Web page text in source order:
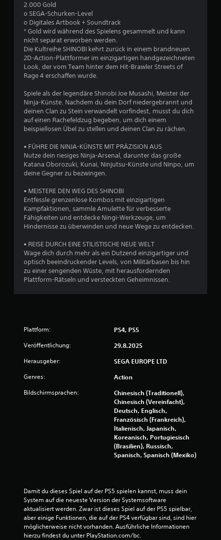
t
u
g
:
4
.
8
o
5
S
e
n
a
u
s
5
2.000 Gold
o SEGA-Schurken-Level
o Digitales Artbook + Soundtrack
* Gold wird während des Spielens gesammelt und kann
nicht separat erworben werden.
Die Kultreihe SHINOBI kehrt zurück in einem brandneuen
2D-Action-Plattformer im einzigartigen handgezeichneten
Look, der vom Team hinter dem Hit-Brawler Streets of
Rage 4 erschaffen wurde.
Spiele als der legendäre Shinobi Joe Musashi, Meister der
Ninja-Künste. Nachdem du dein Dorf niedergebrannt und
deinen Clan zu Stein verwandelt vorfindest, musst du dich
auf einen Rachefeldzug begeben, um dich einem
beispiellosen Übel zu stellen und deinen Clan zu rächen.
• FÜHRE DIE NINJA-KÜNSTE MIT PRÄZISION AUS
Nutze dein riesiges Ninja-Arsenal, darunter das große
Katana Oborozuki, Kunai, Ninjutsu-Künste und Ninpo, um
deine Gegner zu bezwingen.
• MEISTERE DEN WEG DES SHINOBI
Entfessle grenzenlose Kombos mit einzigartigen
Kampfaktionen, sammle Amulette für verbesserte
Fähigkeiten und entdecke Ningi-Werkzeuge, um
Hindernisse zu überwinden und neue Wege zu entdecken.
• REISE DURCH EINE STILISTISCHE NEUE WELT
Wage dich durch mehr als ein Dutzend einzigartiger und
optisch beeindruckender Levels, von Militärbasen bis hin
zu einer sengenden Wüste, mit herausfordernden
Plattform-Rätseln und versteckten Geheimnissen.
Plattform: PS4, PS5
Veröffentlichung: 29.8.2025
Herausgeber: SEGA EUROPE LTD
Genres: Action
Bildschirmsprachen:
Chinesisch (Traditionell),
Chinesisch (Vereinfacht),
Deutsch, Englisch,
Französisch (Frankreich),
Italienisch, Japanisch,
Koreanisch, Portugiesisch
(Brasilien), Russisch,
Spanisch, Spanisch (Mexiko)
Damit du dieses Spiel auf der PS5 spielen kannst, muss dein
System auf die neueste Version der Systemsoftware
aktualisiert werden. Zwar ist dieses Spiel auf der PS5 spielbar,
aber einige Funktionen, die auf der PS4 verfügbar sind, sind hier
möglicherweise nicht vorhanden. Ausführliche Informationen
hierzu findest du unter PlayStation.com/bc.